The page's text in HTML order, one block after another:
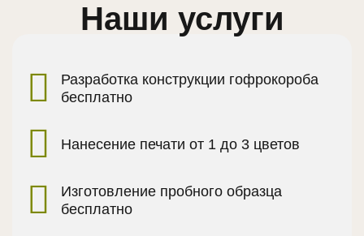
Наши услуги
Разработка конструкции гофрокороба
бесплатно
Нанесение печати от 1 до 3 цветов
Изготовление пробного образца
бесплатно